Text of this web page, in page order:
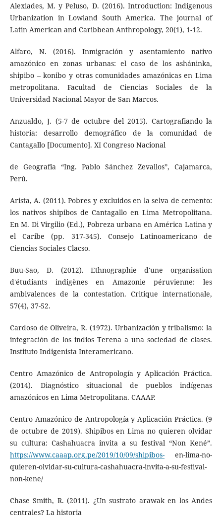
Alexiades, M. y Peluso, D. (2016). Introduction: Indigenous
Urbanization in Lowland South America. The journal of
Latin American and Caribbean Anthropology, 20(1), 1-12.
Alfaro, N. (2016). Inmigración y asentamiento nativo
amazónico en zonas urbanas: el caso de los asháninka,
shipibo – konibo y otras comunidades amazónicas en Lima
metropolitana. Facultad de Ciencias Sociales de la
Universidad Nacional Mayor de San Marcos.
Anzualdo, J. (5-7 de octubre del 2015). Cartografiando la
historia: desarrollo demográfico de la comunidad de
Cantagallo [Documento]. XI Congreso Nacional
de Geografía “Ing. Pablo Sánchez Zevallos”, Cajamarca,
Perú.
Arista, A. (2011). Pobres y excluidos en la selva de cemento:
los nativos shipibos de Cantagallo en Lima Metropolitana.
En M. Di Virgilio (Ed.), Pobreza urbana en América Latina y
el Caribe (pp. 317-345). Consejo Latinoamericano de
Ciencias Sociales Clacso.
Buu-Sao, D. (2012). Ethnographie d'une organisation
d'étudiants indigènes en Amazonie péruvienne: les
ambivalences de la contestation. Critique internationale,
57(4), 37-52.
Cardoso de Oliveira, R. (1972). Urbanización y tribalismo: la
integración de los indios Terena a una sociedad de clases.
Instituto Indigenista Interamericano.
Centro Amazónico de Antropología y Aplicación Práctica.
(2014). Diagnóstico situacional de pueblos indígenas
amazónicos en Lima Metropolitana. CAAAP.
Centro Amazónico de Antropología y Aplicación Práctica. (9
de octubre de 2019). Shipibos en Lima no quieren olvidar
su cultura: Cashahuacra invita a su festival “Non Kené”.
https://www.caaap.org.pe/2019/10/09/shipibos-en-lima-no-
quieren-olvidar-su-cultura-cashahuacra-invita-a-su-festival-
non-kene/
Chase Smith, R. (2011). ¿Un sustrato arawak en los Andes
centrales? La historia